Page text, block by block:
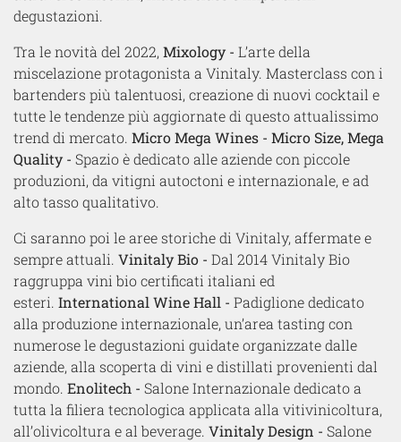
degustazioni.
Tra le novità del 2022, Mixology - L’arte della
miscelazione protagonista a Vinitaly. Masterclass con i
bartenders più talentuosi, creazione di nuovi cocktail e
tutte le tendenze più aggiornate di questo attualissimo
trend di mercato. Micro Mega Wines - Micro Size, Mega
Quality - Spazio è dedicato alle aziende con piccole
produzioni, da vitigni autoctoni e internazionale, e ad
alto tasso qualitativo.
Ci saranno poi le aree storiche di Vinitaly, affermate e
sempre attuali. Vinitaly Bio - Dal 2014 Vinitaly Bio
raggruppa vini bio certificati italiani ed
esteri. International Wine Hall - Padiglione dedicato
alla produzione internazionale, un’area tasting con
numerose le degustazioni guidate organizzate dalle
aziende, alla scoperta di vini e distillati provenienti dal
mondo. Enolitech - Salone Internazionale dedicato a
tutta la filiera tecnologica applicata alla vitivinicoltura,
all’olivicoltura e al beverage. Vinitaly Design - Salone